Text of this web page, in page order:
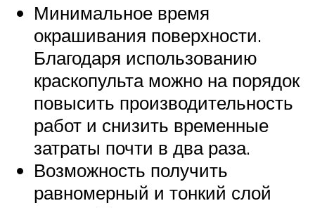
Минимальное время
окрашивания поверхности.
Благодаря использованию
краскопульта можно на порядок
повысить производительность
работ и снизить временные
затраты почти в два раза.
Возможность получить
равномерный и тонкий слой